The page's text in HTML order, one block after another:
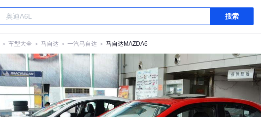
搜索
＞ 车型大全 ＞ 马自达 ＞ 一汽马自达 ＞ 马自达MAZDA6